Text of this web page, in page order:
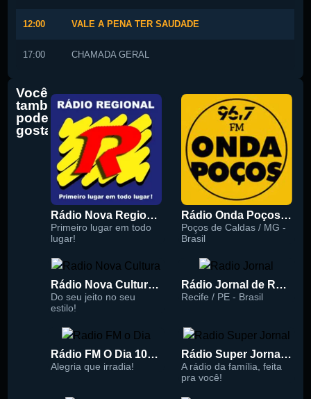
12:00 VALE A PENA TER SAUDADE
17:00 CHAMADA GERAL
Você
também
pode
gostar
Rádio Nova Regional 91.5 FM
Primeiro lugar em todo
lugar!
Rádio Onda Poços 96.7 FM
Poços de Caldas / MG -
Brasil
Rádio Nova Cultura 93.1 FM
Do seu jeito no seu
estilo!
Rádio Jornal de Recife 90.3 FM
Recife / PE - Brasil
Rádio FM O Dia 100.5
Alegria que irradia!
Rádio Super Jornal 105.7 FM
A rádio da família, feita
pra você!